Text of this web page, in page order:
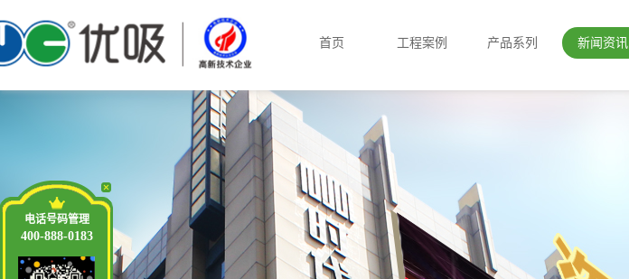
首页 工程案例 产品系列 新闻资讯
电话号码管理
400-888-0183